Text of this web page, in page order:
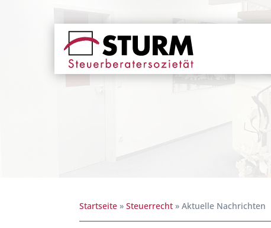
Startseite »Steuerrecht »Aktuelle Nachrichten